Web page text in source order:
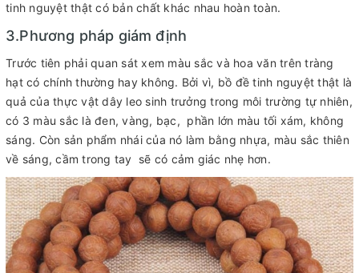
tinh nguyệt thật có bản chất khác nhau hoàn toàn.
3.Phương pháp giám định
Trước tiên phải quan sát xem màu sắc và hoa văn trên tràng
hạt có chính thường hay không. Bởi vì, bồ đề tinh nguyệt thật là
quả của thực vật dây leo sinh trưởng trong môi trường tự nhiên,
có 3 màu sắc là đen, vàng, bạc, phần lớn màu tối xám, không
sáng. Còn sản phẩm nhái của nó làm bằng nhựa, màu sắc thiên
về sáng, cầm trong tay sẽ có cảm giác nhẹ hơn.